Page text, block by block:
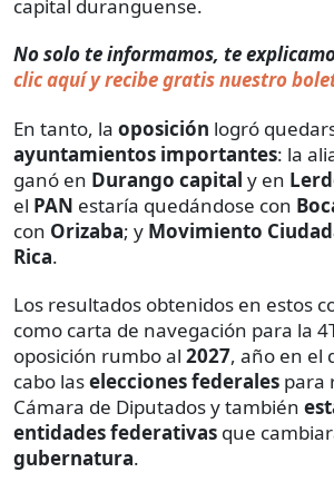
capital duranguense.
No solo te informamos, te
clic aquí y recibe gratis nuestro
En tanto, la oposición logró
ayuntamientos importantes: la
ganó en Durango capital y en
el PAN estaría quedándose con
con Orizaba; y Movimiento
Rica.
Los resultados obtenidos en estos
como carta de navegación para la
oposición rumbo al 2027, año en el
cabo laselecciones federales para
Cámara de Diputados y también
entidades federativas que
gubernatura.